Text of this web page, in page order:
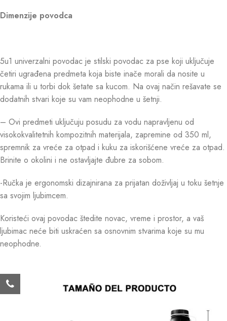
Dimenzije povodca
5u1 univerzalni povodac je stilski povodac za pse koji uključuje
četiri ugrađena predmeta koja biste inače morali da nosite u
rukama ili u torbi dok šetate sa kucom. Na ovaj način rešavate se
dodatnih stvari koje su vam neophodne u šetnji.
– Ovi predmeti uključuju posudu za vodu napravljenu od
visokokvalitetnih kompozitnih materijala, zapremine od 350 ml,
spremnik za vreće za otpad i kuku za iskorišćene vreće za otpad.
Brinite o okolini i ne ostavljajte đubre za sobom.
-Ručka je ergonomski dizajnirana za prijatan doživljaj u toku šetnje
sa svojim ljubimcem.
Koristeći ovaj povodac štedite novac, vreme i prostor, a vaš
ljubimac neće biti uskraćen sa osnovnim stvarima koje su mu
neophodne.